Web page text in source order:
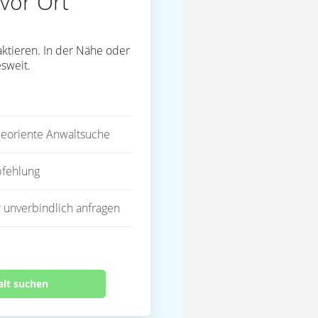
In der Nähe oder
Anwaltsuche
anfragen
suchen